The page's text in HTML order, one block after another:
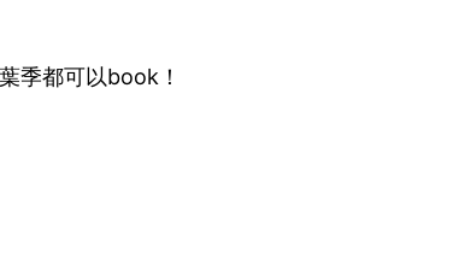
季都可以book！